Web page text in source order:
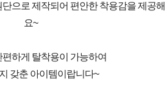
으로 제작되어 편안한 착용감을 제공해
요~
하게 탈착용이 가능하여
갖춘 아이템이랍니다~